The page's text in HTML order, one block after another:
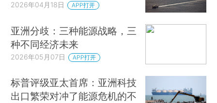
2026年04月18日 APP打开
亚洲分歧：三种能源战略，三
种不同经济未来
2026年05月07日 APP打开
标普评级亚太首席：亚洲科技
出口繁荣对冲了能源危机的不